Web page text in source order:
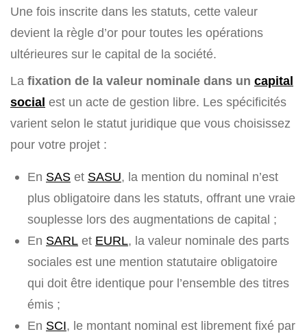
Une fois inscrite dans les statuts, cette valeur
devient la règle d’or pour toutes les opérations
ultérieures sur le capital de la société.
La fixation de la valeur nominale dans un capital
social est un acte de gestion libre. Les spécificités
varient selon le statut juridique que vous choisissez
pour votre projet :
En SAS et SASU, la mention du nominal n’est
plus obligatoire dans les statuts, offrant une vraie
souplesse lors des augmentations de capital ;
En SARL et EURL, la valeur nominale des parts
sociales est une mention statutaire obligatoire
qui doit être identique pour l’ensemble des titres
émis ;
En SCI, le montant nominal est librement fixé par